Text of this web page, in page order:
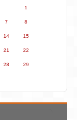
1
7 8
14 15
21 22
28 29